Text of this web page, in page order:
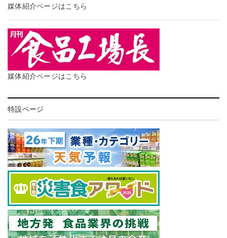
媒体紹介ページはこちら
媒体紹介ページはこちら
特設ページ